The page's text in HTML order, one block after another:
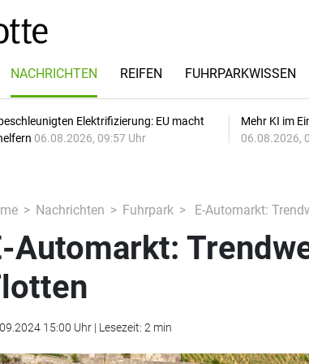
NACHRICHTEN REIFEN FUHRPARKWISSEN
Elektrifizierung: EU macht
06.08.2026, 09:57 Uhr
Mehr KI im
06.08.2026,
Nachrichten Fuhrpark E-Automarkt:
Automarkt:
15:00 Uhr | Lesezeit: 2 min